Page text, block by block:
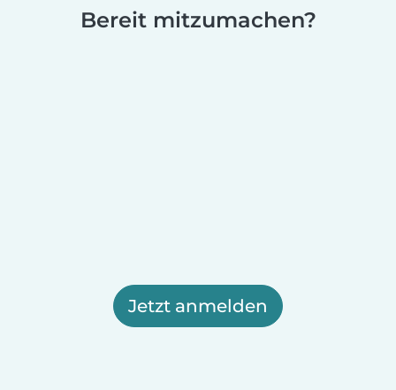
Bereit mitzumachen?
Jetzt anmelden